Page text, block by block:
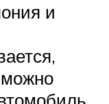
и
можно